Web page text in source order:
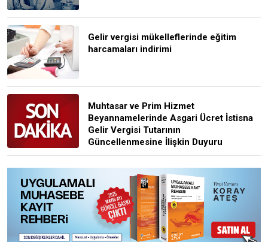
Gelir vergisi mükelleflerinde eğitim
harcamaları indirimi
Muhtasar ve Prim Hizmet
Beyannamelerinde Asgari Ücret İstisna
Gelir Vergisi Tutarının
Güncellenmesine İlişkin Duyuru